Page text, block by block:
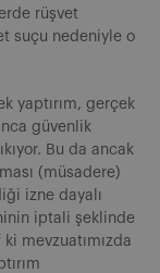
rüşvet
suçu nedeniyle o
yaptırım, gerçek
güvenlik
Bu da ancak
(müsadere)
izne dayalı
iptali şeklinde
mevzuatımızda